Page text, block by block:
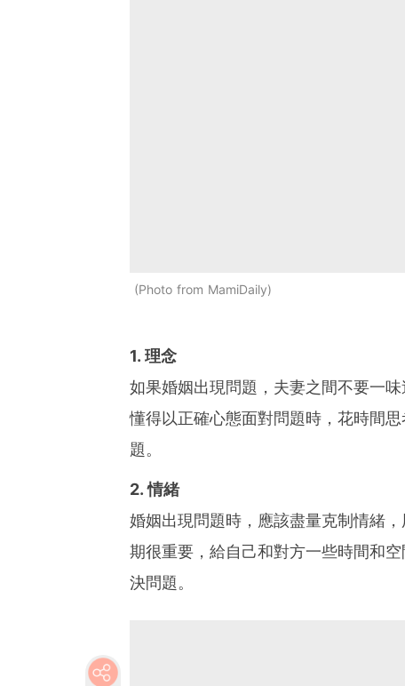
Photo from MamiDaily
1. 理念
如果婚姻出現問題，夫妻之間不要一
懂得以正確心態面對問題時，花時間
題。
2. 情緒
婚姻出現問題時，應該盡量克制情緒
期很重要，給自己和對方一些時間和
決問題。